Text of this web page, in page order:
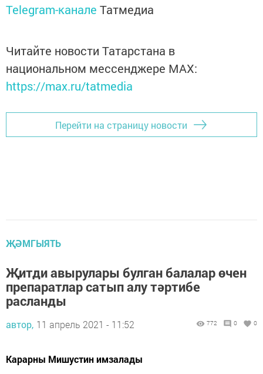
Telegram-канале Татмедиа
Читайте новости Татарстана в
национальном мессенджере MАХ:
https://max.ru/tatmedia
Перейти на страницу новости
ҖӘМГЫЯТЬ
Җитди авырулары булган балалар өчен
препаратлар сатып алу тәртибе
расланды
автор, 11 апрель 2021 - 11:52 772 0 0
Карарны Мишустин имзалады